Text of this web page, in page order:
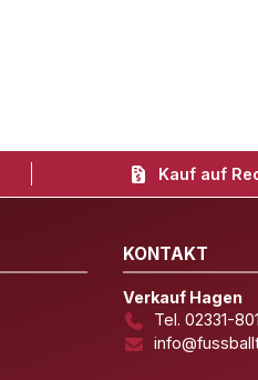
Kauf auf
KONTAKT
Verkauf Hagen
Tel. 02331-